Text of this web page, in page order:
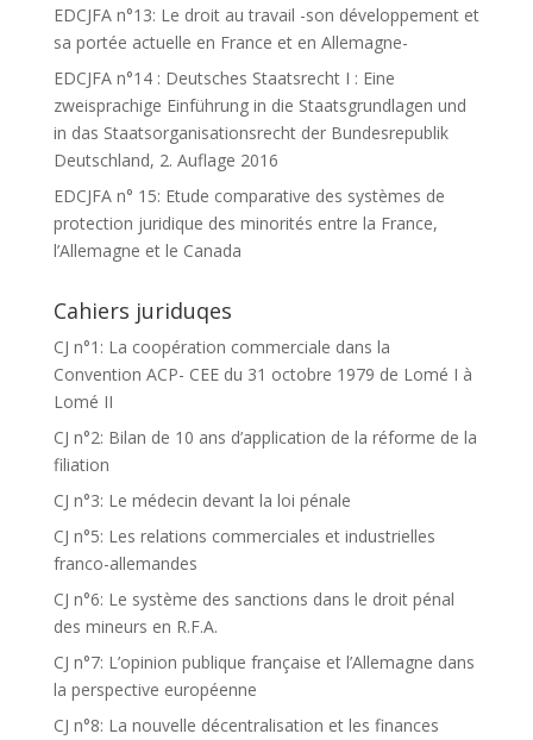
EDCJFA n°13: Le droit au travail -son développement et
sa portée actuelle en France et en Allemagne-
EDCJFA n°14 : Deutsches Staatsrecht I : Eine
zweisprachige Einführung in die Staatsgrundlagen und
in das Staatsorganisationsrecht der Bundesrepublik
Deutschland, 2. Auflage 2016
EDCJFA n° 15: Etude comparative des systèmes de
protection juridique des minorités entre la France,
l’Allemagne et le Canada
Cahiers juriduqes
CJ n°1: La coopération commerciale dans la
Convention ACP- CEE du 31 octobre 1979 de Lomé I à
Lomé II
CJ n°2: Bilan de 10 ans d’application de la réforme de la
filiation
CJ n°3: Le médecin devant la loi pénale
CJ n°5: Les relations commerciales et industrielles
franco-allemandes
CJ n°6: Le système des sanctions dans le droit pénal
des mineurs en R.F.A.
CJ n°7: L’opinion publique française et l’Allemagne dans
la perspective européenne
CJ n°8: La nouvelle décentralisation et les finances